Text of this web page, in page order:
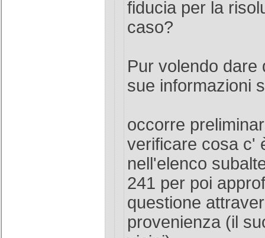
fiducia per la
caso?
Pur volendo dare
sue informazioni
occorre
verificare cosa c'
nell'elenco
241 per poi
questione
provenienza (il